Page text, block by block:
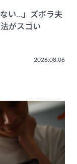
い…」ズボラ夫
がスゴい
2026.08.06